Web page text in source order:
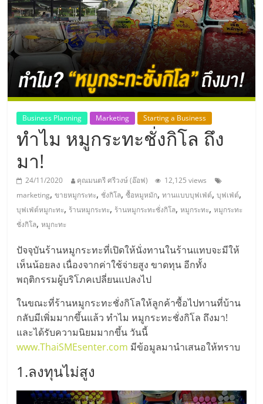
แห่ง
ประเทศไทย,
ThaiSMEsCenter,
รวม
ธุรกิจ
เอ
ส
เอ็
มอี
ไทย,
SMEs,
แฟ
Business Planning Marketing Starting a Business
ทำไม หมูกระทะชั่งกิโล ถึง
มา!
24/11/2020 คุณมนตรี ศรีวงษ์ (อ๊อฟ)
12,125 views
marketing,ขายหมูกระทะ, ชั่งกิโล,ซื้อหมูหมัก,ทานแบบบุฟเฟ่ต์,บุฟเฟ่ต์,
บุฟเฟ่ต์หมูกะทะ, ร้านหมูกระทะ, ร้านหมูกระทะชั่งกิโล,หมูกระทะ,หมูกระทะ
ชั่งกิโล,หมูกะทะ
ปัจจุบันร้านหมูกระทะที่เปิดให้นั่งทานในร้านแทบจะมีให้
เห็นน้อยลง เนื่องจากค่าใช้จ่ายสูง ขาดทุน อีกทั้ง
พฤติกรรมผู้บริโภคเปลี่ยนแปลงไป
ในขณะที่ร้านหมูกระทะชั่งกิโลให้ลูกค้าซื้อไปทานที่บ้าน
กลับมีเพิ่มมากขึ้นแล้ว ทำไม หมูกระทะชั่งกิโล ถึงมา!
และได้รับความนิยมมากขึ้น วันนี้
www.ThaiSMEsenter.com มีข้อมูลมานำเสนอให้ทราบ
1.ลงทุนไม่สูง